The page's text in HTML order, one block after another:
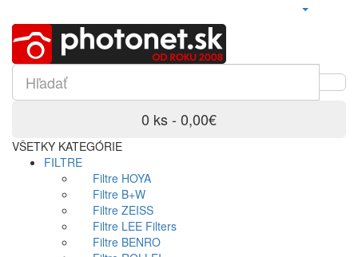
0 ks - 0,00€
VŠETKY KATEGÓRIE
FILTRE
Filtre HOYA
Filtre B+W
Filtre ZEISS
Filtre LEE Filters
Filtre BENRO